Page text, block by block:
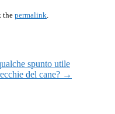
thepermalink
spunto utile
del cane? →